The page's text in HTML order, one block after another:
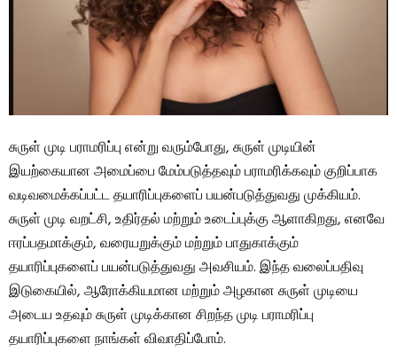
சுருள் முடி பராமரிப்பு என்று வரும்போது, ​​சுருள் முடியின்
இயற்கையான அமைப்பை மேம்படுத்தவும் பராமரிக்கவும் குறிப்பாக
வடிவமைக்கப்பட்ட தயாரிப்புகளைப் பயன்படுத்துவது முக்கியம்.
சுருள் முடி வறட்சி, உதிர்தல் மற்றும் உடைப்புக்கு ஆளாகிறது, எனவே
ஈரப்பதமாக்கும், வரையறுக்கும் மற்றும் பாதுகாக்கும்
தயாரிப்புகளைப் பயன்படுத்துவது அவசியம். இந்த வலைப்பதிவு
இடுகையில், ஆரோக்கியமான மற்றும் அழகான சுருள் முடியை
அடைய உதவும் சுருள் முடிக்கான சிறந்த முடி பராமரிப்பு
தயாரிப்புகளை நாங்கள் விவாதிப்போம்.